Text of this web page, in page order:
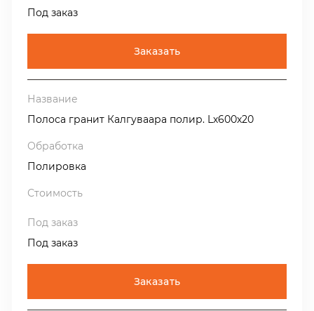
Под заказ
Заказать
Полоса гранит Калгуваара полир. Lх600х20
Полировка
Под заказ
Заказать